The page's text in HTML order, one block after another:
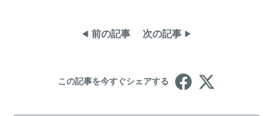
前の記事 次の記事
この記事を今すぐシェアする